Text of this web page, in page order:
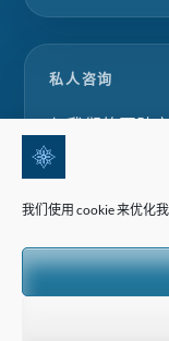
我们使用 cookie 来优化
私人咨询
与我们的团队
营和家庭教育
请求咨询